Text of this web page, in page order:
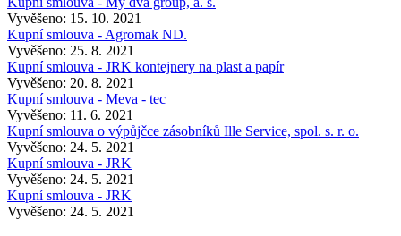
Vyvěšeno: 15. 10. 2021
Kupní smlouva - Agromak ND.
Vyvěšeno: 25. 8. 2021
Kupní smlouva - JRK kontejnery na plast a papír
Vyvěšeno: 20. 8. 2021
Kupní smlouva - Meva - tec
Vyvěšeno: 11. 6. 2021
Kupní smlouva o výpůjčce zásobníků Ille Service, spol. s. r. o.
Vyvěšeno: 24. 5. 2021
Kupní smlouva - JRK
Vyvěšeno: 24. 5. 2021
Kupní smlouva - JRK
Vyvěšeno: 24. 5. 2021